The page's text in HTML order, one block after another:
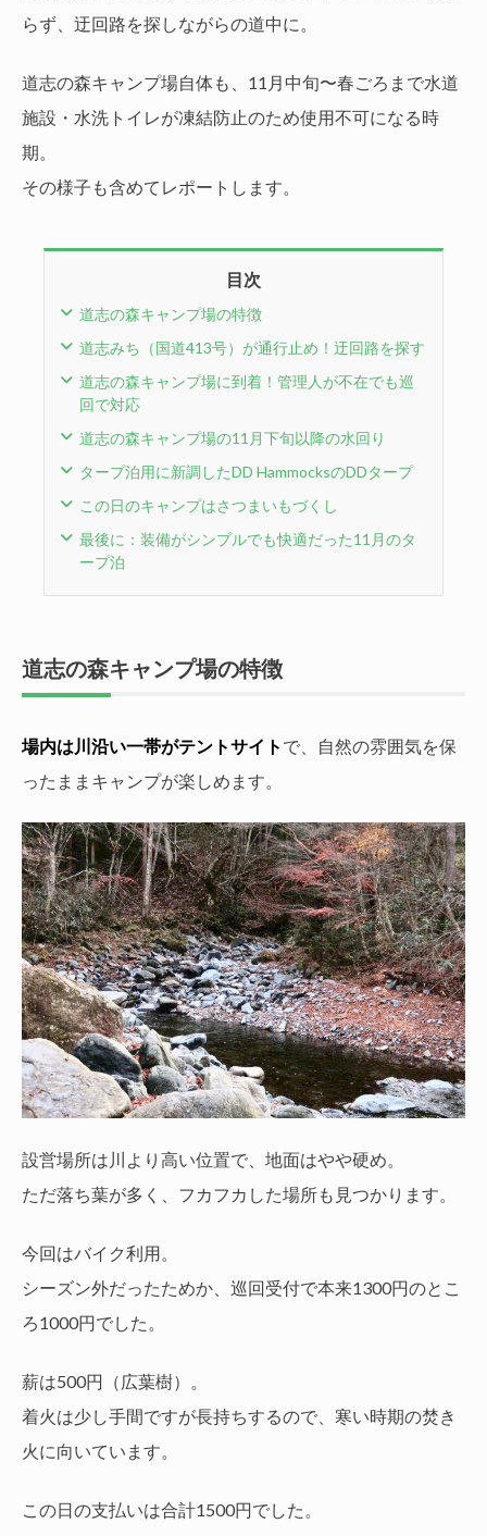
らず、迂回路を探しながらの道中に。
道志の森キャンプ場自体も、11月中旬〜春ごろまで水道
施設・水洗トイレが凍結防止のため使用不可になる時
期。
その様子も含めてレポートします。
目次
道志の森キャンプ場の特徴
道志みち（国道413号）が通行止め！迂回路を探す
道志の森キャンプ場に到着！管理人が不在でも巡
回で対応
道志の森キャンプ場の11月下旬以降の水回り
タープ泊用に新調したDD HammocksのDDタープ
この日のキャンプはさつまいもづくし
最後に：装備がシンプルでも快適だった11月のタ
ープ泊
道志の森キャンプ場の特徴
場内は川沿い一帯がテントサイト で、自然の雰囲気を保
ったままキャンプが楽しめます。
設営場所は川より高い位置で、地面はやや硬め。
ただ落ち葉が多く、フカフカした場所も見つかります。
今回はバイク利用。
シーズン外だったためか、巡回受付で本来1300円のとこ
ろ1000円でした。
薪は500円（広葉樹）。
着火は少し手間ですが長持ちするので、寒い時期の焚き
火に向いています。
この日の支払いは合計1500円でした。